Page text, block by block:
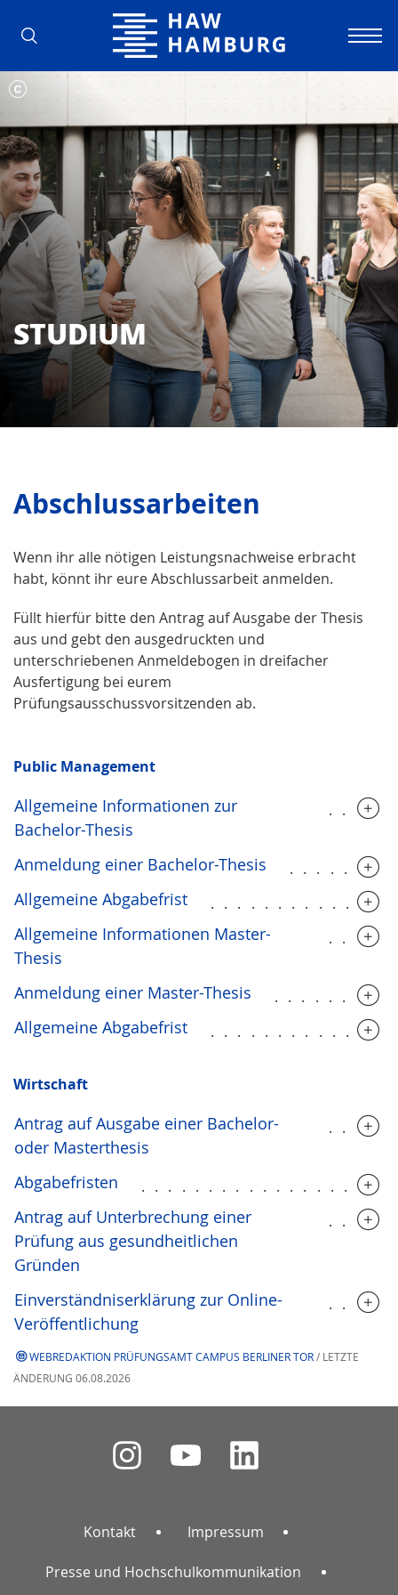
Hochschule für Angewandte
STUDIUM
Abschlussarbeiten
Wenn ihr alle nötigen Leistungsnachweise erbracht
habt, könnt ihr eure Abschlussarbeit anmelden.
Füllt hierfür bitte den Antrag auf Ausgabe der Thesis
aus und gebt den ausgedruckten und
unterschriebenen Anmeldebogen in dreifacher
Ausfertigung bei eurem
Prüfungsausschussvorsitzenden ab.
Public Manage­ment
Allgemeine Informationen zur
Bachelor-Thesis
Anmeldung einer Bachelor-Thesis
Allgemeine Abgabefrist
Allgemeine Informationen Master-
Thesis
Anmeldung einer Master-Thesis
Allgemeine Abgabefrist
Wirtschaft
Antrag auf Ausgabe einer Bachelor-
oder Masterthesis
Abgabefristen
Antrag auf Unterbrechung einer
Prüfung aus gesundheitlichen
Gründen
Einverständniserklärung zur Online-
Veröffentlichung
WEBREDAKTION PRÜFUNGSAMT CAMPUS BERLINER TOR/ LETZTE
ÄNDERUNG 06.08.2026
Kontakt Impressum
Presse und Hochschulkommunikation